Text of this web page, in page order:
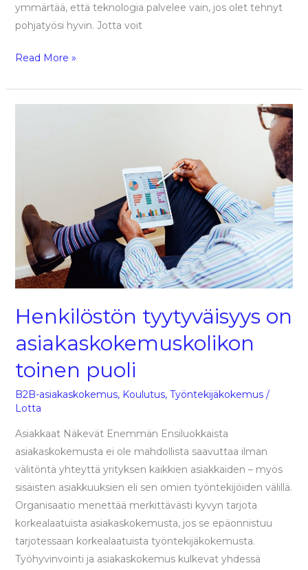
ymmärtää, että teknologia palvelee vain, jos olet tehnyt
pohjatyösi hyvin. Jotta voit
Read More »
Henkilöstön tyytyväisyys on
asiakaskokemuskolikon
toinen puoli
B2B-asiakaskokemus, Koulutus, Työntekijäkokemus/
Lotta
Asiakkaat Näkevät Enemmän Ensiluokkaista
asiakaskokemusta ei ole mahdollista saavuttaa ilman
välitöntä yhteyttä yrityksen kaikkien asiakkaiden – myös
sisäisten asiakkuuksien eli sen omien työntekijöiden välillä.
Organisaatio menettää merkittävästi kyvyn tarjota
korkealaatuista asiakaskokemusta, jos se epäonnistuu
tarjotessaan korkealaatuista työntekijäkokemusta.
Työhyvinvointi ja asiakaskokemus kulkevat yhdessä
asiakaskokemuskolikon
puoli